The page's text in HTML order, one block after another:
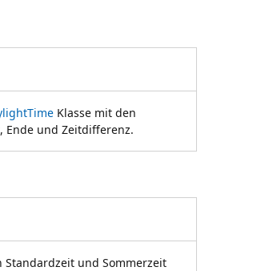
Klasse mit den
Ende und Zeitdifferenz.
und Sommerzeit